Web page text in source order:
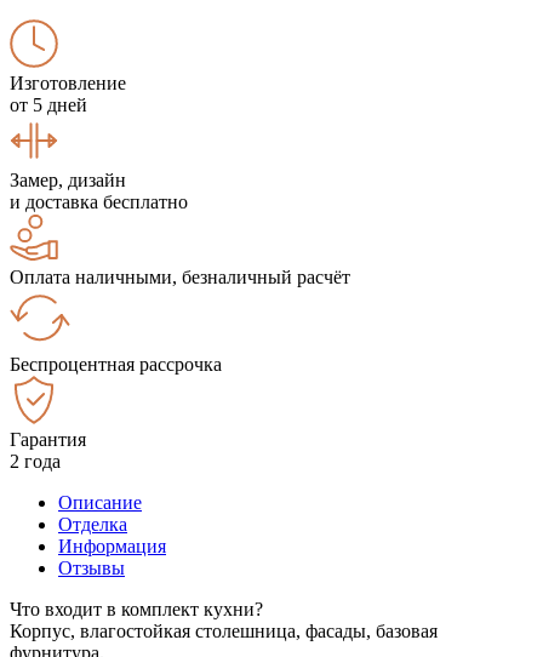
Изготовление
от 5 дней
Замер, дизайн
и доставка бесплатно
Оплата наличными, безналичный расчёт
Беспроцентная рассрочка
Гарантия
2 года
Описание
Отделка
Информация
Отзывы
Что входит в комплект кухни?
Корпус, влагостойкая столешница, фасады, базовая
фурнитура.